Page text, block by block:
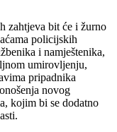
zahtjeva bit će i žurno
policijskih
i namještenika,
umirovljenju,
pripadnika
novog
kojim bi se dodatno